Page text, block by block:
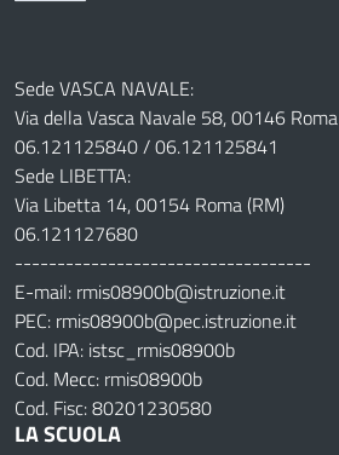
Sede VASCA NAVALE:
Via della Vasca Navale 58, 00146 Roma
06.121125840 / 06.121125841
Sede LIBETTA:
Via Libetta 14, 00154 Roma (RM)
06.121127680
-----------------------------------
E-mail: rmis08900b@istruzione.it
PEC: rmis08900b@pec.istruzione.it
Cod. IPA: istsc_rmis08900b
Cod. Mecc: rmis08900b
Cod. Fisc: 80201230580
LA SCUOLA